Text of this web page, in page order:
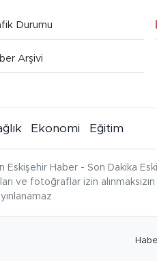
Durumu
Arşivi
Ekonomi Eğitim
Eskişehir Haber - Son Dakika
ve fotoğraflar izin